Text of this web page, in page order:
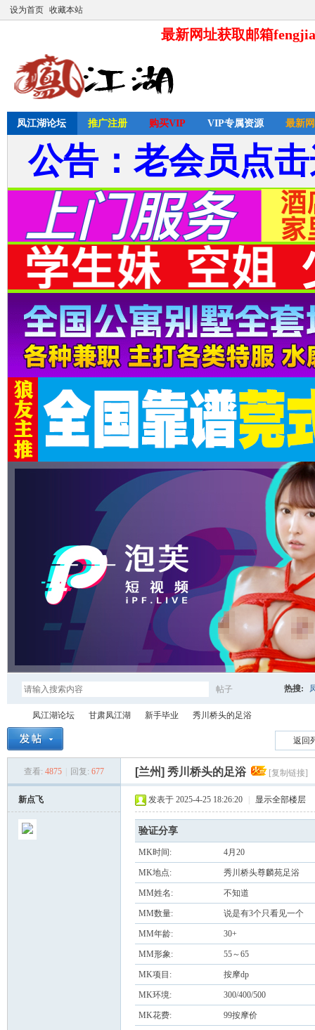
设为首页 收藏本站
最新网址获取邮箱
凤江湖论坛 推广注册 购买VIP VIP专属资源 最新
公告：老会员点
帖子
索
热搜:
凤江湖论坛
›
甘肃凤江湖 新手毕业
›
秀川桥头的足浴
返回
查看: 4875 回复: 677 [兰州] 秀川桥头的足浴 [复制链接]
新点飞 发表于 2025-4-25 18:26:20 显示全部楼层
验证分享
MK时间: 4月20
MK地点: 秀川桥头尊麟苑足浴
MM姓名: 不知道
MM数量: 说是有3个只看见一个
MM年龄: 30+
MM形象: 55～65
MK项目: 按摩dp
MK环境: 300/400/500
MK花费: 99按摩价